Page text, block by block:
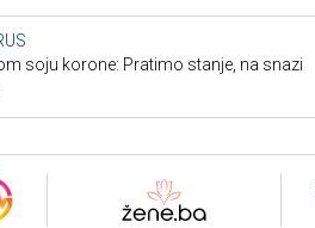
soju korone: Pratimo stanje, na snazi